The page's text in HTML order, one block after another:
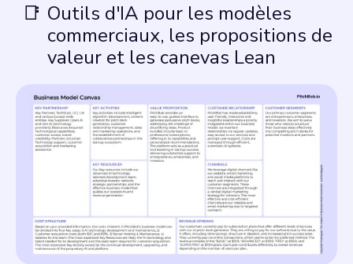
📑 Outils d'IA pour les modèles
commerciaux, les propositions de
valeur et les canevas Lean